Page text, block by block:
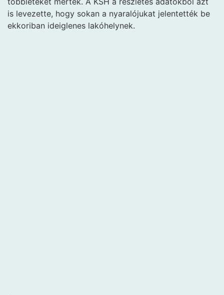
is levezette, hogy sokan a nyaralójukat jelentették be
ekkoriban ideiglenes lakóhelynek.